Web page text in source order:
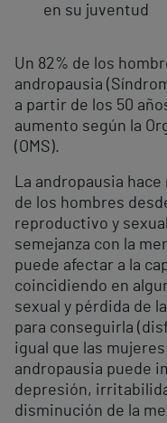
en su juventud
Un 82% de los
andropausia
a partir de los 50
aumento según la
(OMS).
La andropausia
de los hombres
reproductivo y
semejanza con la
puede afectar a la
coincidiendo en
sexual y pérdida de
para conseguirla
igual que las
andropausia puede
depresión,
disminución de la